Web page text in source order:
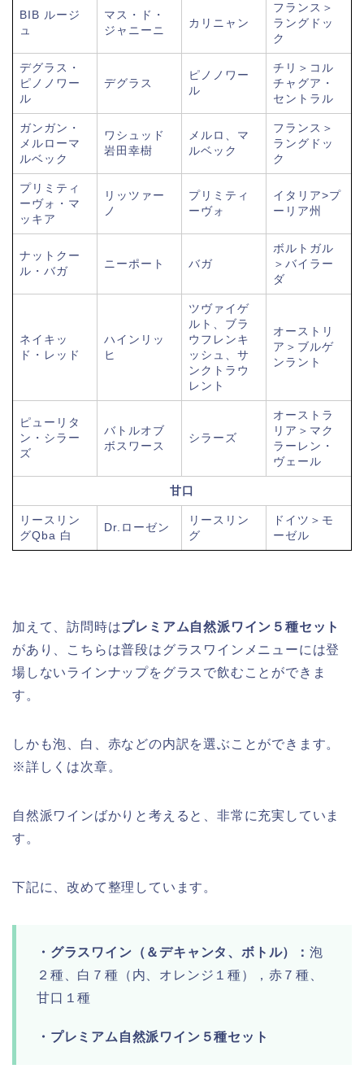
BIB ルージ
ュ
マス・ド・
ジャニーニ
カリニャン
フランス＞
ラングドッ
ク
デグラス・
ピノノワー
ル
デグラス
ピノノワー
ル
チリ＞コル
チャグア・
セントラル
ガンガン・
メルローマ
ルベック
ワシュッド
岩田幸樹
メルロ、マ
ルベック
フランス＞
ラングドッ
ク
プリミティ
ーヴォ・マ
ッキア
リッツァー
ノ
プリミティ
ーヴォ
イタリア>プ
ーリア州
ナットクー
ル・バガ
ニーポート バガ
ボルトガル
＞バイラー
ダ
ネイキッ
ド・レッド
ハインリッ
ヒ
ツヴァイゲ
ルト、ブラ
ウフレンキ
ッシュ、サ
ンクトラウ
レント
オーストリ
ア＞ブルゲ
ンラント
ピューリタ
ン・シラー
ズ
バトルオブ
ボスワース
シラーズ
オーストラ
リア＞マク
ラーレン・
ヴェール
甘口
リースリン
グQba 白
Dr.ローゼン
リースリン
グ
ドイツ＞モ
ーゼル
加えて、訪問時はプレミアム自然派ワイン５種セット
があり、こちらは普段はグラスワインメニューには登
場しないラインナップをグラスで飲むことができま
す。
しかも泡、白、赤などの内訳を選ぶことができます。
※詳しくは次章。
自然派ワインばかりと考えると、非常に充実していま
す。
下記に、改めて整理しています。
・グラスワイン（＆デキャンタ、ボトル）： 泡
２種、白７種（内、オレンジ１種），赤７種、
甘口１種
・プレミアム自然派ワイン５種セット